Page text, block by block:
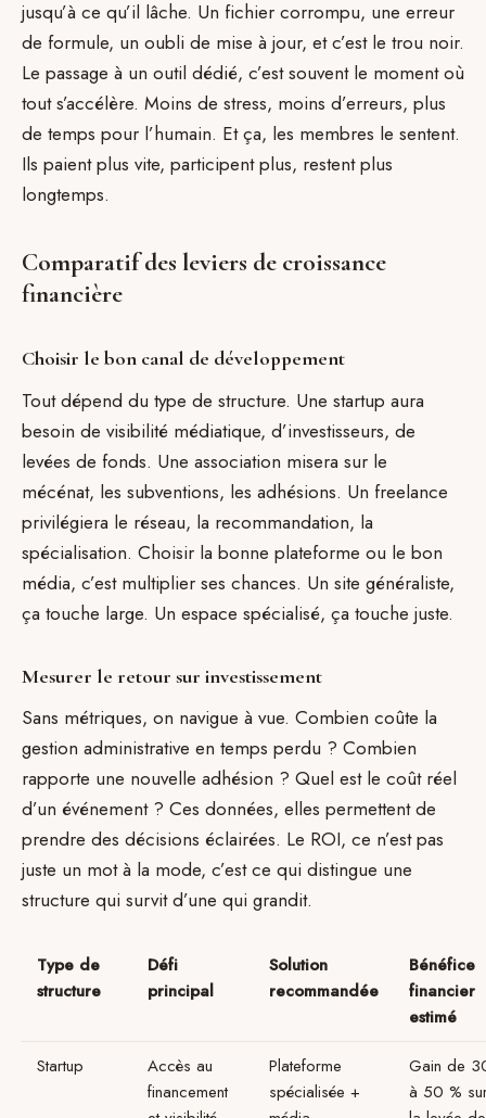
jusqu’à ce qu’il lâche. Un fichier corrompu, une erreur
de formule, un oubli de mise à jour, et c’est le trou noir.
Le passage à un outil dédié, c’est souvent le moment où
tout s’accélère. Moins de stress, moins d’erreurs, plus
de temps pour l’humain. Et ça, les membres le sentent.
Ils paient plus vite, participent plus, restent plus
longtemps.
Comparatif des leviers de croissance
financière
Choisir le bon canal de développement
Tout dépend du type de structure. Une startup aura
besoin de visibilité médiatique, d’investisseurs, de
levées de fonds. Une association misera sur le
mécénat, les subventions, les adhésions. Un freelance
privilégiera le réseau, la recommandation, la
spécialisation. Choisir la bonne plateforme ou le bon
média, c’est multiplier ses chances. Un site généraliste,
ça touche large. Un espace spécialisé, ça touche juste.
Mesurer le retour sur investissement
Sans métriques, on navigue à vue. Combien coûte la
gestion administrative en temps perdu ? Combien
rapporte une nouvelle adhésion ? Quel est le coût réel
d’un événement ? Ces données, elles permettent de
prendre des décisions éclairées. Le ROI, ce n’est pas
juste un mot à la mode, c’est ce qui distingue une
structure qui survit d’une qui grandit.
Type de
structure
Défi
principal
Solution
recommandée
Bénéfice
financier
estimé
Startup
Accès au
financement
Plateforme
spécialisée +
Gain de
à 50 %